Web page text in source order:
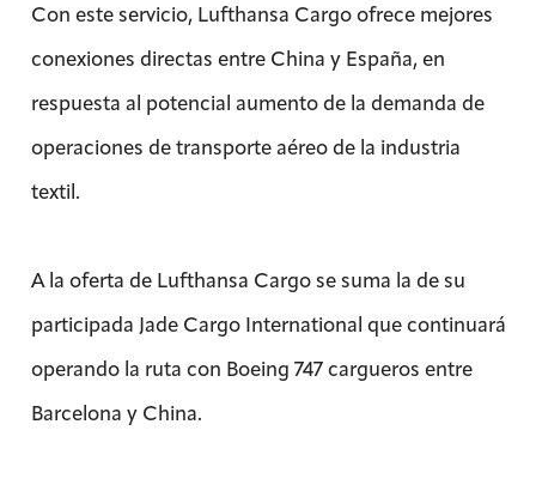
Con este servicio, Lufthansa Cargo ofrece mejores
conexiones directas entre China y España, en
respuesta al potencial aumento de la demanda de
operaciones de transporte aéreo de la industria
textil.
A la oferta de Lufthansa Cargo se suma la de su
participada Jade Cargo International que continuará
operando la ruta con Boeing 747 cargueros entre
Barcelona y China.